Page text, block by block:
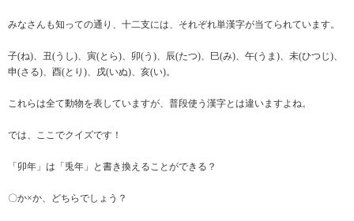
みなさんも知っての通り、十二支には、それぞれ単漢字が当てられています。
子(ね)、丑(うし)、寅(とら)、卯(う)、辰(たつ)、巳(み)、午(うま)、未(ひつじ)、
申(さる)、酉(とり)、戌(いぬ)、亥(い)。
これらは全て動物を表していますが、普段使う漢字とは違いますよね。
では、ここでクイズです！
「卯年」は「兎年」と書き換えることができる？
〇か×か、どちらでしょう？